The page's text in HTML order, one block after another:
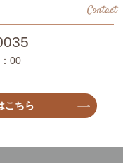
Contact
00
こちら